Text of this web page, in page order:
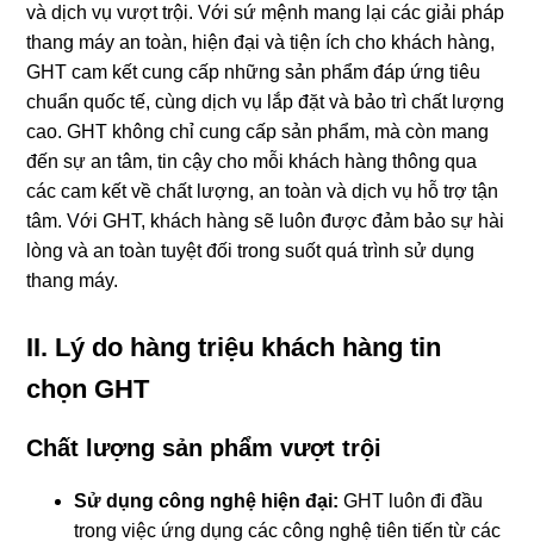
và dịch vụ vượt trội. Với sứ mệnh mang lại các giải pháp
thang máy an toàn, hiện đại và tiện ích cho khách hàng,
GHT cam kết cung cấp những sản phẩm đáp ứng tiêu
chuẩn quốc tế, cùng dịch vụ lắp đặt và bảo trì chất lượng
cao. GHT không chỉ cung cấp sản phẩm, mà còn mang
đến sự an tâm, tin cậy cho mỗi khách hàng thông qua
các cam kết về chất lượng, an toàn và dịch vụ hỗ trợ tận
tâm. Với GHT, khách hàng sẽ luôn được đảm bảo sự hài
lòng và an toàn tuyệt đối trong suốt quá trình sử dụng
thang máy.
II. Lý do hàng triệu khách hàng tin
chọn GHT
Chất lượng sản phẩm vượt trội
Sử dụng công nghệ hiện đại: GHT luôn đi đầu
trong việc ứng dụng các công nghệ tiên tiến từ các